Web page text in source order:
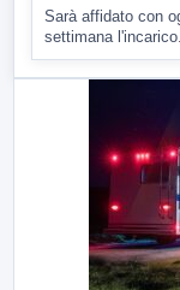
Sarà affidato con
settimana